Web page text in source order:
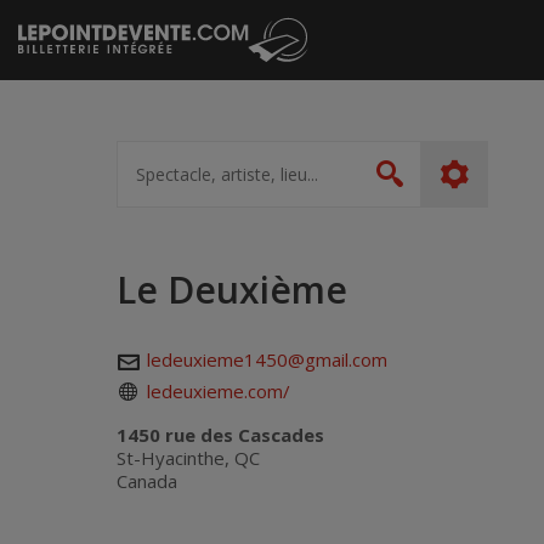
Passer
au
contenu
artiste,
lieu...
Rechercher
Le Deuxième
ledeuxieme1450@gmail.com
ledeuxieme.com/
1450 rue des Cascades
St-Hyacinthe, QC
Canada